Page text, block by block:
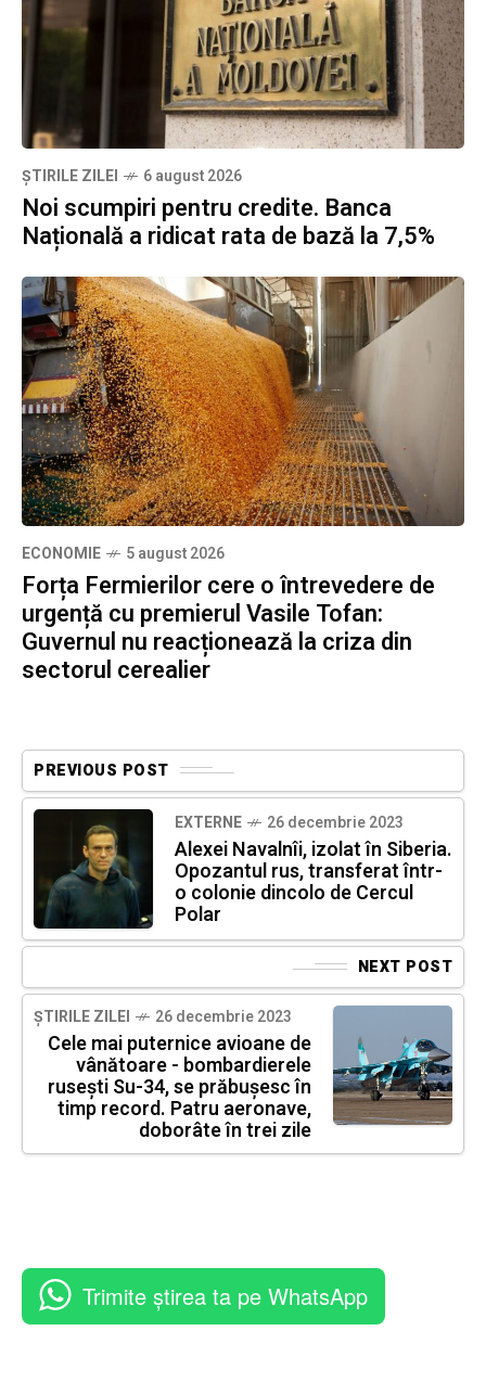
ȘTIRILE ZILEI 6 august 2026
Noi scumpiri pentru credite. Banca
Națională a ridicat rata de bază la 7,5%
ECONOMIE 5 august 2026
Forța Fermierilor cere o întrevedere de
urgență cu premierul Vasile Tofan:
Guvernul nu reacționează la criza din
sectorul cerealier
PREVIOUS POST
EXTERNE 26 decembrie 2023
Alexei Navalnîi, izolat în Siberia.
Opozantul rus, transferat într-
o colonie dincolo de Cercul
Polar
NEXT POST
ȘTIRILE ZILEI 26 decembrie 2023
Cele mai puternice avioane de
vânătoare - bombardierele
ruseşti Su-34, se prăbușesc în
timp record. Patru aeronave,
doborâte în trei zile
Trimite știrea ta pe WhatsApp